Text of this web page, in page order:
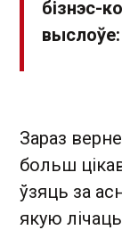
бізнэс-
Зараз
больш
ўзяць за
якую